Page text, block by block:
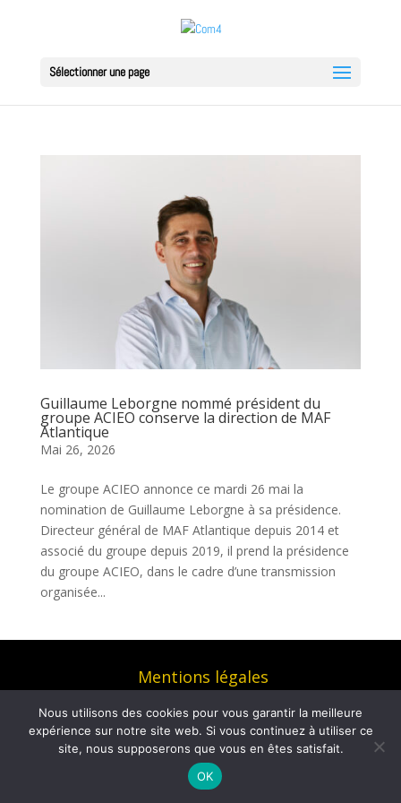
Sélectionner une page
Guillaume Leborgne nommé président du
groupe ACIEO conserve la direction de MAF
Atlantique
Mai 26, 2026
Le groupe ACIEO annonce ce mardi 26 mai la
nomination de Guillaume Leborgne à sa présidence.
Directeur général de MAF Atlantique depuis 2014 et
associé du groupe depuis 2019, il prend la présidence
du groupe ACIEO, dans le cadre d’une transmission
organisée...
Mentions légales
media 2026 – Tous droits réservés | Réalisé par
Ultrasyd Informatique
Nous utilisons des cookies pour vous garantir la meilleure
expérience sur notre site web. Si vous continuez à utiliser ce
site, nous supposerons que vous en êtes satisfait.
OK